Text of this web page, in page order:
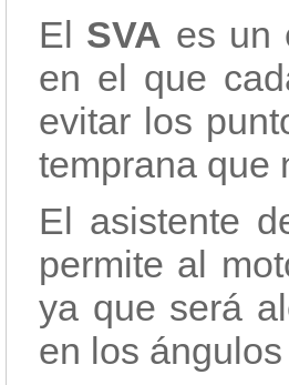
El SVA es un
en el que
evitar los
temprana que
El asistente
permite al
ya que será
en los